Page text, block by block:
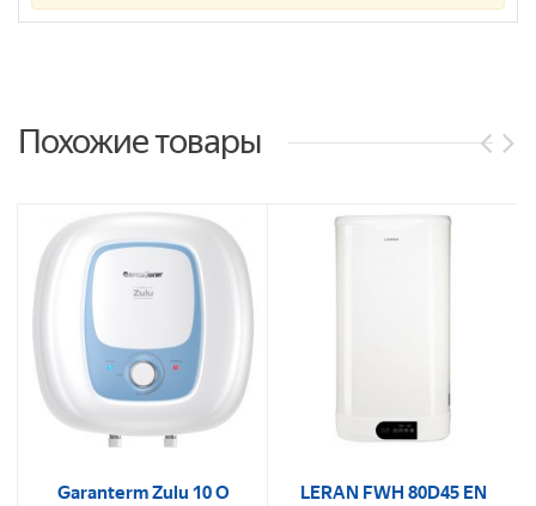
Похожие товары
Garanterm Zulu 10 O LERAN FWH 80D45 EN